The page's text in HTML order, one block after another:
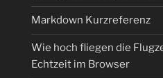
Markdown Kurzreferenz
Wie hoch fliegen die
Echtzeit im Browser